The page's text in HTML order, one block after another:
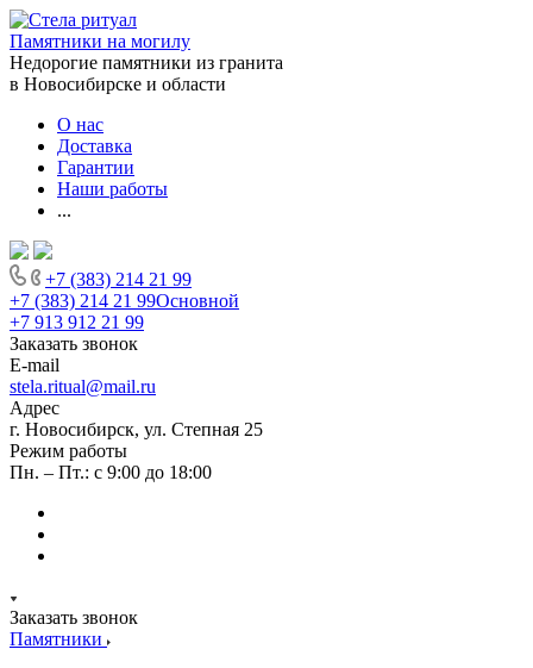
Памятники на могилу
Недорогие памятники из гранита
в Новосибирске и области
О нас
Доставка
Гарантии
Наши работы
...
+7 (383) 214 21 99
+7 (383) 214 21 99Основной
+7 913 912 21 99
Заказать звонок
E-mail
stela.ritual@mail.ru
Адрес
г. Новосибирск, ул. Степная 25
Режим работы
Пн. – Пт.: с 9:00 до 18:00
Заказать звонок
Памятники